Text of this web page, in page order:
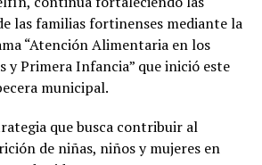
las familias fortinenses mediante la
“Atención Alimentaria en los
y Primera Infancia” que inició este
municipal.
que busca contribuir al
de niñas, niños y mujeres en